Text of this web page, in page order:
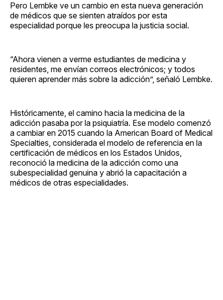
Pero Lembke ve un cambio en esta nueva generación
de médicos que se sienten atraídos por esta
especialidad porque les preocupa la justicia social.
“Ahora vienen a verme estudiantes de medicina y
residentes, me envían correos electrónicos; y todos
quieren aprender más sobre la adicción”, señaló Lembke.
Históricamente, el camino hacia la medicina de la
adicción pasaba por la psiquiatría. Ese modelo comenzó
a cambiar en 2015 cuando la American Board of Medical
Specialties, considerada el modelo de referencia en la
certificación de médicos en los Estados Unidos,
reconoció la medicina de la adicción como una
subespecialidad genuina y abrió la capacitación a
médicos de otras especialidades.